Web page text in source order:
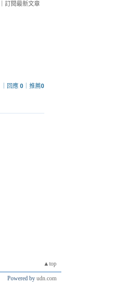
訂閱最新文章
｜回應 0 ｜推薦0
▲top
Powered by udn.com